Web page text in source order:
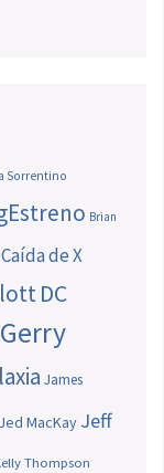
Sorrentino
Brian
Caída de X
DC
Gerry
James
Jed MacKay Jeff
Thompson